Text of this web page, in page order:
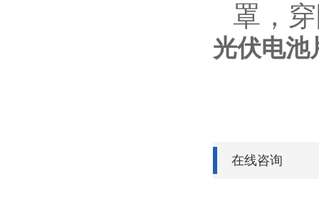
罩，
光伏电池
在线咨询